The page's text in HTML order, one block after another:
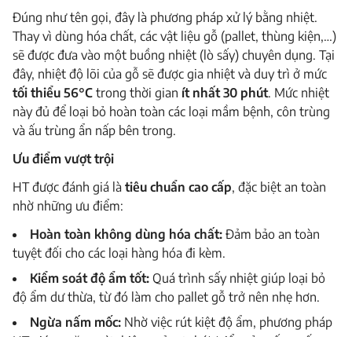
Đúng như tên gọi, đây là phương pháp xử lý bằng nhiệt.
Thay vì dùng hóa chất, các vật liệu gỗ (pallet, thùng kiện,…)
sẽ được đưa vào một buồng nhiệt (lò sấy) chuyên dụng. Tại
đây, nhiệt độ lõi của gỗ sẽ được gia nhiệt và duy trì ở mức
tối thiểu 56°C trong thời gian ít nhất 30 phút. Mức nhiệt
này đủ để loại bỏ hoàn toàn các loại mầm bệnh, côn trùng
và ấu trùng ẩn nấp bên trong.
Ưu điểm vượt trội
HT được đánh giá là tiêu chuẩn cao cấp, đặc biệt an toàn
nhờ những ưu điểm:
Hoàn toàn không dùng hóa chất:Đảm bảo an toàn
tuyệt đối cho các loại hàng hóa đi kèm.
Kiểm soát độ ẩm tốt:Quá trình sấy nhiệt giúp loại bỏ
độ ẩm dư thừa, từ đó làm cho pallet gỗ trở nên nhẹ hơn.
Ngừa nấm mốc:Nhờ việc rút kiệt độ ẩm, phương pháp